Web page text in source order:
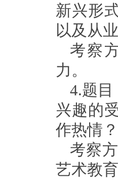
新兴形
以及从
考察
力。
4.题
兴趣的
作热情？
考察
艺术教